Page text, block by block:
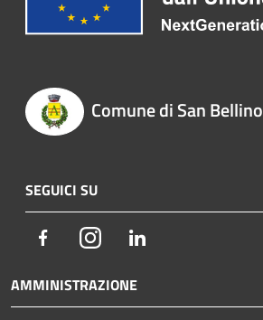
Comune di San Bellino
SEGUICI SU
FacebookInstagram
AMMINISTRAZIONE